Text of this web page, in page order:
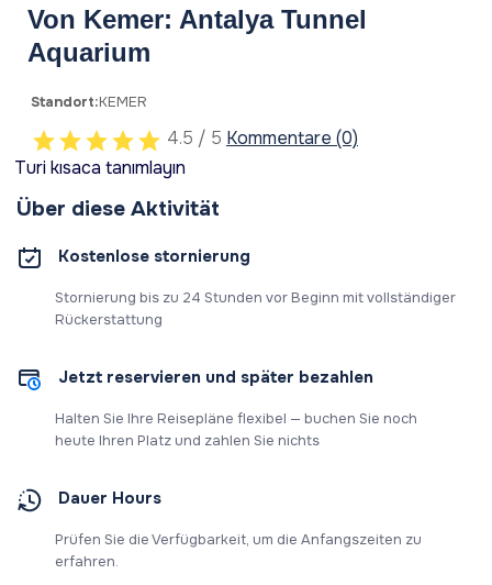
Von Kemer: Antalya Tunnel
Aquarium
Standort:KEMER
4.5 / 5 Kommentare (0)
Turi kısaca tanımlayın
Über diese Aktivität
Kostenlose stornierung
Stornierung bis zu 24 Stunden vor Beginn mit vollständiger
Rückerstattung
Jetzt reservieren und später bezahlen
Halten Sie Ihre Reisepläne flexibel — buchen Sie noch
heute Ihren Platz und zahlen Sie nichts
Dauer Hours
Prüfen Sie die Verfügbarkeit, um die Anfangszeiten zu
erfahren.